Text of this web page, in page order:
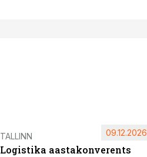
TALLINN
Logistika aastakonverents
09.12.2026